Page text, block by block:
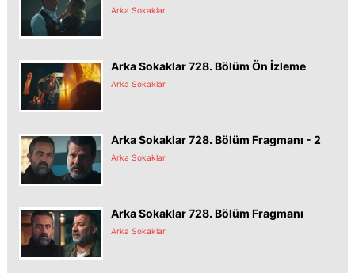
Arka Sokaklar
Arka Sokaklar 728. Bölüm Ön İzleme
Arka Sokaklar
Arka Sokaklar 728. Bölüm Fragmanı - 2
Arka Sokaklar
Arka Sokaklar 728. Bölüm Fragmanı
Arka Sokaklar